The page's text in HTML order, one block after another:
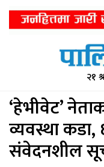
२१
‘हेभीवेट’
व्यवस्था कडा,
संवेदनशील